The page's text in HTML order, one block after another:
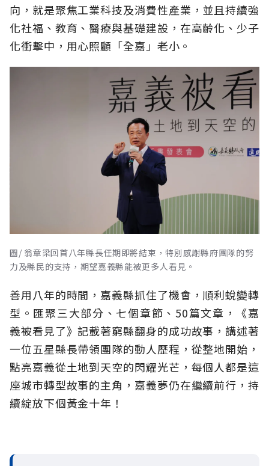
向，就是聚焦工業科技及消費性產業，並且持續強
化社福、教育、醫療與基礎建設，在高齡化、少子
化衝擊中，用心照顧「全嘉」老小。
圖/ 翁章梁回首八年縣長任期即將結束，特別感謝縣府團隊的努
力及縣民的支持，期望嘉義縣能被更多人看見。
善用八年的時間，嘉義縣抓住了機會，順利蛻變轉
型。匯聚三大部分、七個章節、50篇文章，《嘉
義被看見了》記載著窮縣翻身的成功故事，講述著
一位五星縣長帶領團隊的動人歷程，從整地開始，
點亮嘉義從土地到天空的閃耀光芒，每個人都是這
座城市轉型故事的主角，嘉義夢仍在繼續前行，持
續綻放下個黃金十年！